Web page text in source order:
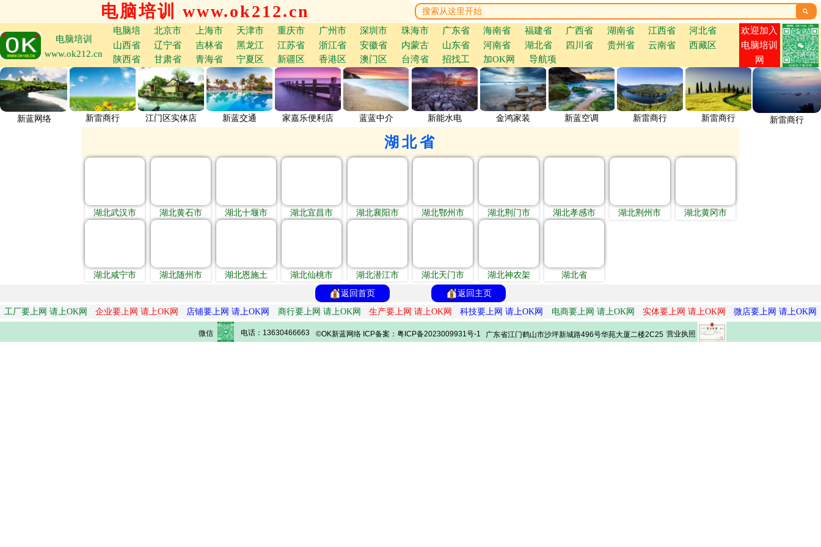
电脑培训 www.ok212.cn 
电脑培训
www.ok212.cn
电脑培 北京市 上海市 天津市 重庆市 广州市 深圳市 珠海市 广东省 海南省 福建省 广西省 湖南省 江西省
河北省
山西省
辽宁省 吉林省 黑龙江 江苏省 浙江省 安徽省 内蒙古 山东省 河南省 湖北省 四川省 贵州省 云南省
西藏区
陕西省
甘肃省 青海省 宁夏区 新疆区 香港区 澳门区 台湾省 招找工 加OK网 导航项
欢迎加入
电脑培训
网
新蓝网络 新雷商行 江门区实体店 新蓝交通 家嘉乐便利店 蓝蓝中介 新能水电 金鸿家装 新蓝空调 新雷商行 新雷商行 新雷商行
湖北省
湖北武汉市 湖北黄石市 湖北十堰市 湖北宜昌市 湖北襄阳市 湖北鄂州市 湖北荆门市 湖北孝感市 湖北荆州市 湖北黄冈市
湖北咸宁市 湖北随州市 湖北恩施土 湖北仙桃市 湖北潜江市 湖北天门市 湖北神农架
湖北省
返回首页
返回主页
工厂要上网 请上OK网
企业要上网 请上OK网 店铺要上网 请上OK网 商行要上网 请上OK网 生产要上网 请上OK网 科技要上网 请上OK网 电商要上网 请上OK网 实体要上网 请上OK网 微店要上网 请上OK网
微信 电话：13630466663 ©OK新蓝网络 ICP备案：粤ICP备2023009931号-1 广东省江门鹤山市沙坪新城路496号华苑大厦二楼2C25 营业执照